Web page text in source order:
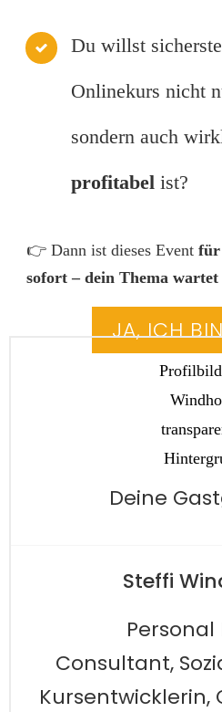
Du willst
Onlinekurs nicht
sondern auch
profitabel ist?
👉 Dann ist dieses Event für
sofort – dein Thema
JA, ICH
Deine
Steffi
Personal
Consultant,
Kursentwicklerin,